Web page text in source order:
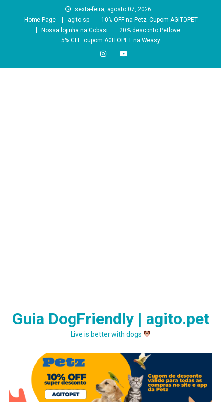
sexta-feira, agosto 07, 2026
Home Page
agito.sp
10% OFF na Petz: Cupom AGITOPET
Nossa lojinha na Cobasi
20% desconto Petlove
5% OFF: cupom AGITOPET na Weasy
Guia DogFriendly | agito.pet
Live is better with dogs